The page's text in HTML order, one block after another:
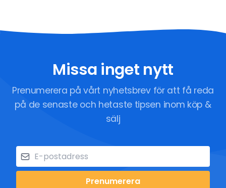
Missa inget nytt
Prenumerera på vårt nyhetsbrev för att få reda
på de senaste och hetaste tipsen inom köp &
sälj
Prenumerera